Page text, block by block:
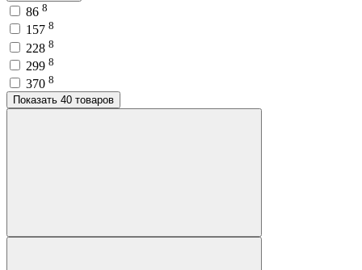
86 8
157 8
228 8
299 8
370 8
Показать 40 товаров